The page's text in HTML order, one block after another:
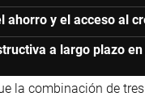
ahorro y el acceso al
a largo plazo
la combinación de